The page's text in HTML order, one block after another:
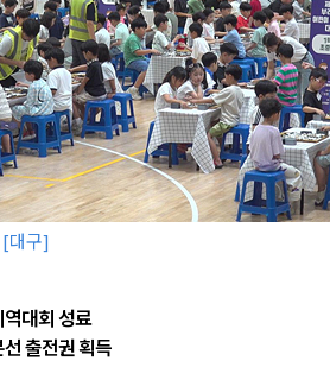
대구]
대회 성료
출전권 획득